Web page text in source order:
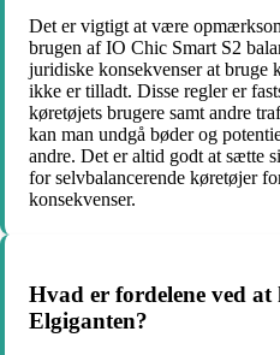
Det er vigtigt at være
brugen af IO Chic Smart S2
juridiske konsekvenser at bruge
ikke er tilladt. Disse regler er
køretøjets brugere samt andre
kan man undgå bøder og
andre. Det er altid godt at sætte
for selvbalancerende køretøjer
konsekvenser.
Hvad er fordelene ved at
Elgiganten?